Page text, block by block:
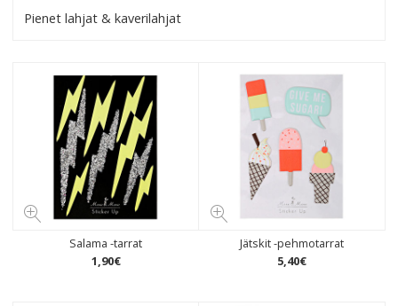
Pienet lahjat & kaverilahjat
Salama -tarrat
1,90€
Jätskit -pehmotarrat
5,40€